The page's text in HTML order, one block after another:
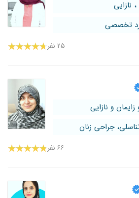
نازایی
تخصصی
۲۵ نفر
و نازایی
۶۶ نفر